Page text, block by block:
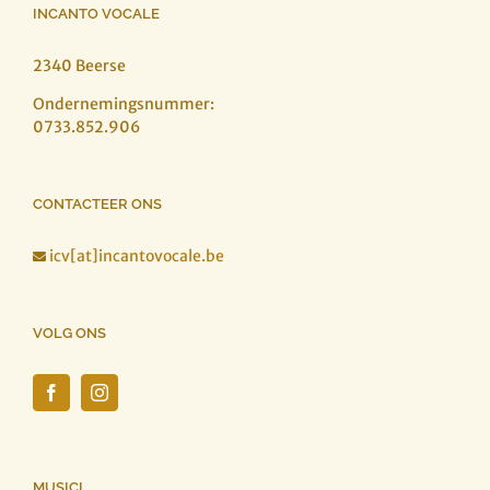
INCANTO VOCALE
2340 Beerse
Ondernemingsnummer:
0733.852.906
CONTACTEER ONS
 icv[at]incantovocale.be
VOLG ONS